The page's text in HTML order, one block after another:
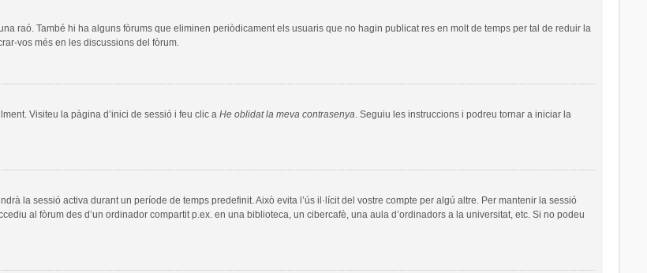
raó. També hi ha alguns fòrums que eliminen periòdicament els usuaris que no hagin publicat res en molt de temps per tal de reduir la
vos més en les discussions del fòrum.
Visiteu la pàgina d’inici de sessió i feu clic a He oblidat la meva contrasenya. Seguiu les instruccions i podreu tornar a iniciar la
la sessió activa durant un període de temps predefinit. Això evita l’ús il·lícit del vostre compte per algú altre. Per mantenir la sessió
al fòrum des d’un ordinador compartit p.ex. en una biblioteca, un cibercafè, una aula d’ordinadors a la universitat, etc. Si no podeu